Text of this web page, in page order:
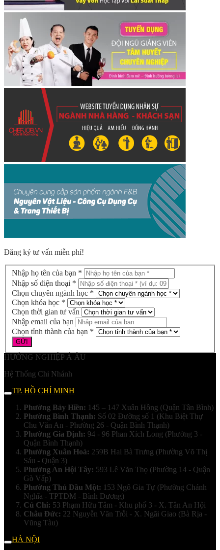
Đăng ký tư vấn miễn phí!
Nhập họ tên của bạn *
Nhập số điện thoại *
Chọn chuyên ngành học *
Chọn khóa học *
Chọn thời gian tư vấn
Nhập email của bạn
Chọn tỉnh thành của bạn *
HƯỚNG NGHIỆP Á ÂU
Hệ Thống Chi Nhánh
TP. HỒ CHÍ MINH
Phường Bảy Hiền: 145 – 147 Xuân Hồng (Quận Tân Bình)
Phường Bình Thạnh: Số 02 Đường số 1 (Khu Biệt Thự
Chu Văn An - Phường 26 - Quận Bình Thạnh)
Phường Gia Định: 94 - 96 Phan Xích Long (Phường 3 -
Quận Bình Thạnh)
Phường Xuân Hoà: 259B Hai Bà Trưng (Phường Võ Thị
Sáu - Quận 3)
Phường An Hội Tây: 593 Lê Văn Thọ (Phường 14 - Quận
Gò Vấp)
Phường Thủ Dầu Một: 153 Ngô Gia Tự (Phường Chánh
Nghĩa - TPTDM - Bình Dương)
Củ Chi: 53 Phạm Hữu Tâm - Khu phố 3 - X. Tân An Hội
Châu Đức: 22 Nguyễn Văn Trỗi - X. Ngãi Giao (Bà Rịa -
Vũng Tàu)
HÀ NỘI